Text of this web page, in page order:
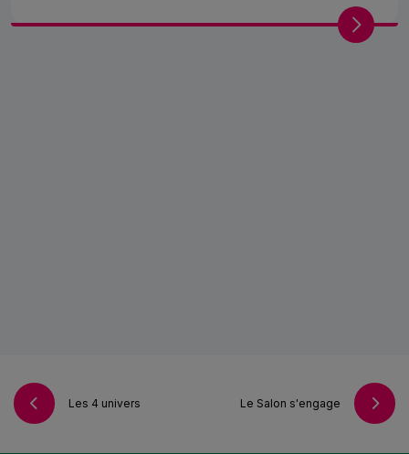
de sélection et leur rôle dans la promotion de
Les 4 univers Le Salon s'engage